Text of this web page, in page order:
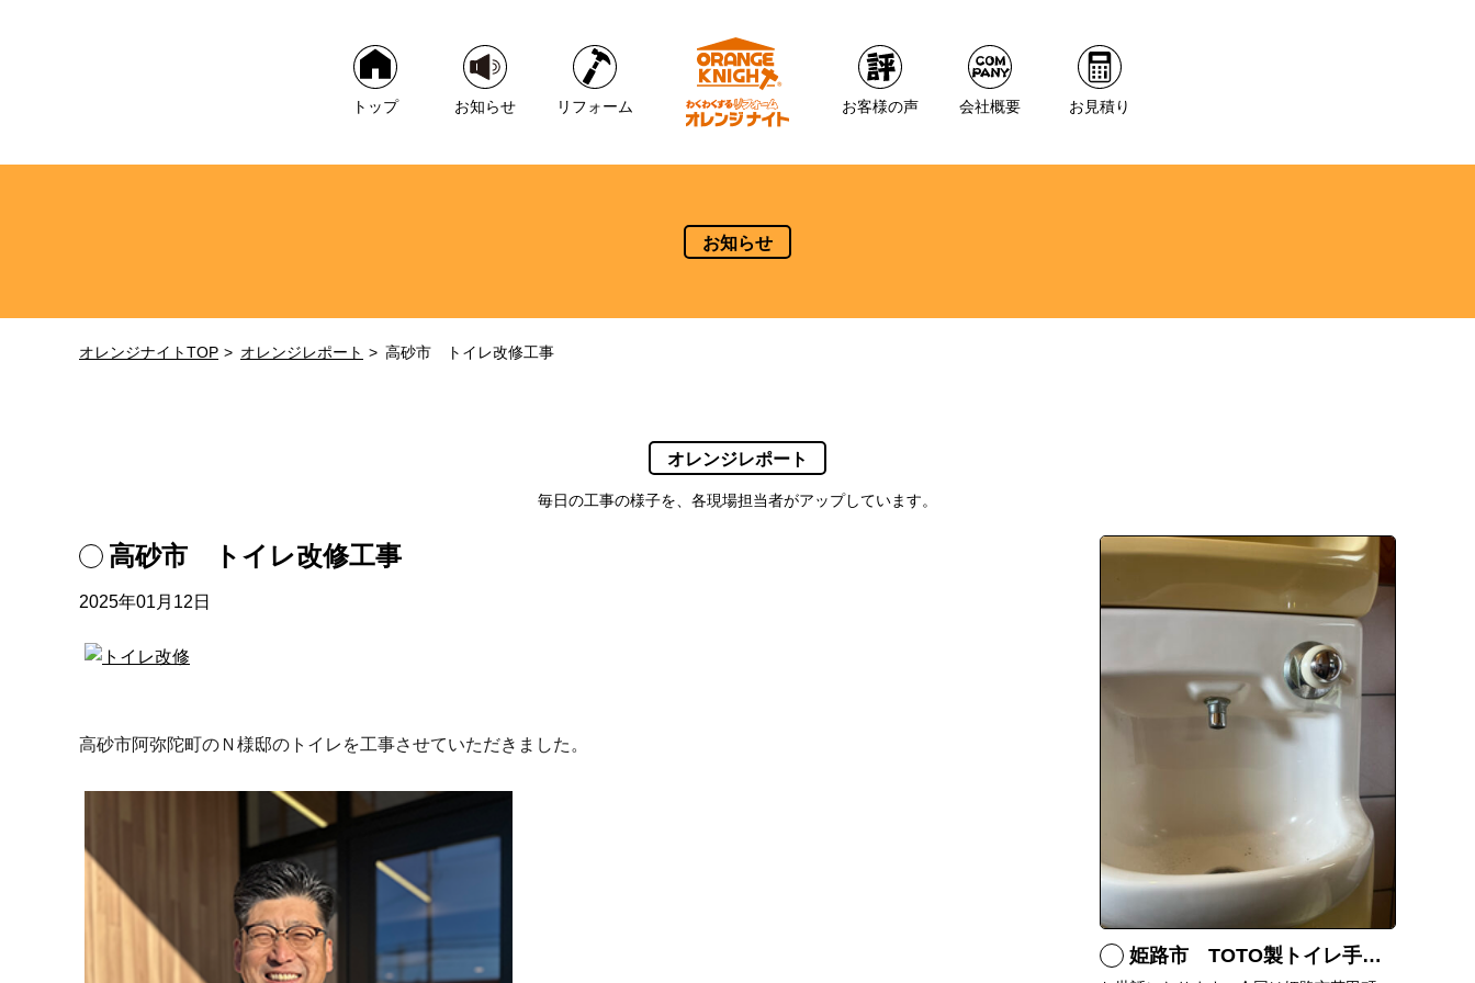
トップ お知らせ リフォーム お客様の声 会社概要 お見積り
お知らせ
オレンジナイトTOP オレンジレポート 高砂市 トイレ改修工事
オレンジレポート
毎日の工事の様子を、各現場担当者がアップしています。
高砂市 トイレ改修工事
2025年01月12日
高砂市阿弥陀町のＮ様邸のトイレを工事させていただきました。
姫路市 TOTO製トイレ手洗いの水漏れ修理